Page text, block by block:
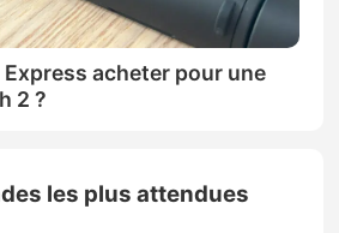
acheter pour une
2 ?
les plus attendues